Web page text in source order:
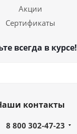
Акции
Сертификаты
всегда в курсе!
контакты
8 800 302-47-23